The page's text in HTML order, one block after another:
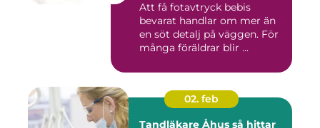
Att få fotavtryck bebis
bevarat handlar om mer än
en söt detalj på väggen. För
många föräldrar blir ...
02. feb
Tandläkare Åhus så hittar